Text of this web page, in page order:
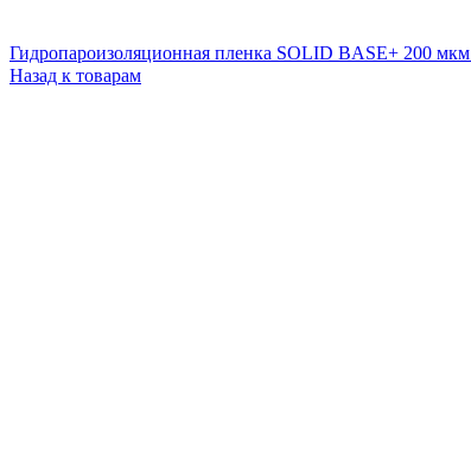
Гидропароизоляционная пленка SOLID BASE+ 200 мкм
Назад к товарам